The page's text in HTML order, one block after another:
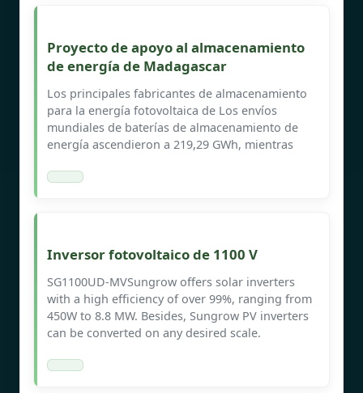
Proyecto de apoyo al almacenamiento
de energía de Madagascar
Los principales fabricantes de almacenamiento
para la energía fotovoltaica de Los envíos
mundiales de baterías de almacenamiento de
energía ascendieron a 219,29 GWh, mientras
Inversor fotovoltaico de 1100 V
SG1100UD-MVSungrow offers solar inverters
with a high efficiency of over 99%, ranging from
450W to 8.8 MW. Besides, Sungrow PV inverters
can be converted on any desired scale.